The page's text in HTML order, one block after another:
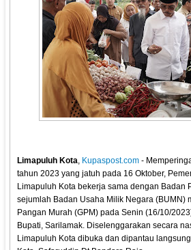
Limapuluh Kota, Kupaspost.com -
tahun 2023 yang jatuh pada 16 Oktober,
Limapuluh Kota bekerja sama dengan Badan
sejumlah Badan Usaha Milik Negara (BUMN)
Pangan Murah (GPM) pada Senin (16/10/
Bupati, Sarilamak. Diselenggarakan secara
Limapuluh Kota dibuka dan dipantau